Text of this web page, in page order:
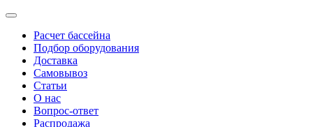
Расчет бассейна
Подбор оборудования
Доставка
Самовывоз
Статьи
О нас
Вопрос-ответ
Распродажа